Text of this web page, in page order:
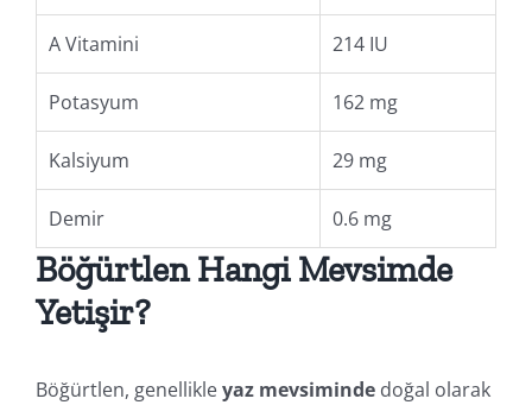
A Vitamini 214 IU
Potasyum 162 mg
Kalsiyum 29 mg
Demir 0.6 mg
Böğürtlen Hangi Mevsimde
Yetişir?
Böğürtlen, genellikleyaz mevsimindedoğal olarak